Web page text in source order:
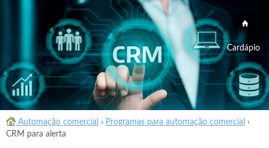
Cardápio
Automação comercial › Programas para automação comercial
›
CRM para alerta